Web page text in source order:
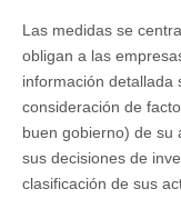
Las medidas se
obligan a las
información detallada
consideración de
buen gobierno) de su
sus decisiones de
clasificación de sus